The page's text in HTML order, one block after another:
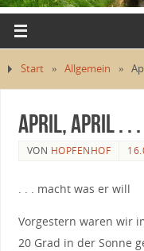
Start » Allgemein »
April, April . . .
VON HOPFENHOF
. . . macht was er will
Vorgestern waren wir
20 Grad in der Sonne